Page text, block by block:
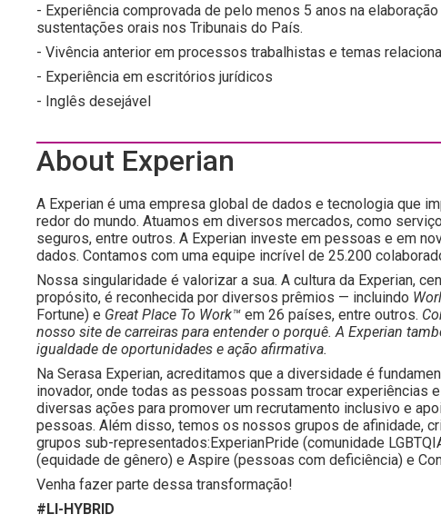
- Experiência comprovada de pelo menos 5 anos na
sustentações orais nos Tribunais do País.
- Vivência anterior em processos trabalhistas e temas
- Experiência em escritórios jurídicos
- Inglês desejável
About Experian
A Experian é uma empresa global de dados e tecnologia que
redor do mundo. Atuamos em diversos mercados, como
seguros, entre outros. A Experian investe em pessoas e em
dados. Contamos com uma equipe incrível de 25.200
Nossa singularidade é valorizar a sua. A cultura da Experian,
propósito, é reconhecida por diversos prêmios — incluindo
Fortune) e Great Place To Work™ em 26 países, entre outros.
nosso site de carreiras para entender o porquê. A Experian
igualdade de oportunidades e ação afirmativa.
Na Serasa Experian, acreditamos que a diversidade é
inovador, onde todas as pessoas possam trocar experiências
diversas ações para promover um recrutamento inclusivo e
pessoas. Além disso, temos os nossos grupos de afinidade,
grupos sub-representados:ExperianPride (comunidade
(equidade de gênero) e Aspire (pessoas com deficiência) e
Venha fazer parte dessa transformação!
#LI-HYBRID